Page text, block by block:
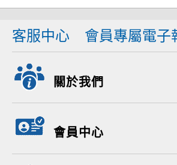
客服中心 會員專屬電子
關於我們
會員中心